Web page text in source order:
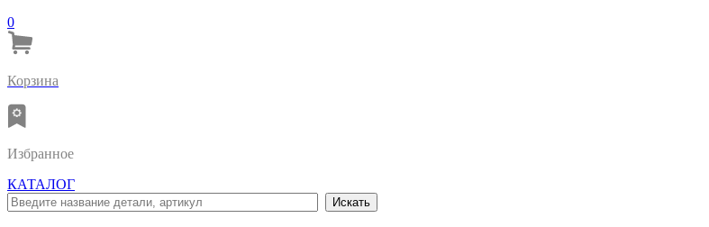
0
Корзина
Избранное
КАТАЛОГ